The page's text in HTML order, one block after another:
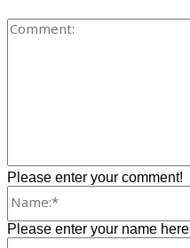
Please enter your comment!
Please enter your name here